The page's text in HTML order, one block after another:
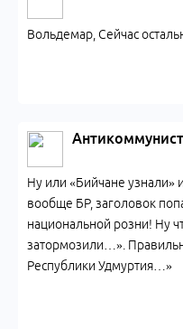
Вольдемар, Сейчас
Антикоммунист
Ну или «Бийчане узнали»
вообще БР, заголовок
национальной розни! Ну
затормозили…».
Республики Удмуртия…»